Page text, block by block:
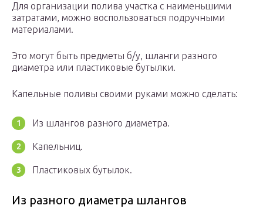
Для организации полива участка с наименьшими
затратами, можно воспользоваться подручными
материалами.
Это могут быть предметы б/у, шланги разного
диаметра или пластиковые бутылки.
Капельные поливы своими руками можно сделать:
Из шлангов разного диаметра.
Капельниц.
Пластиковых бутылок.
Из разного диаметра шлангов